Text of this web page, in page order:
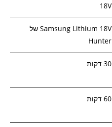
18V
Samsung Lithium 18V של
Hunter
30 דקות
60 דקות